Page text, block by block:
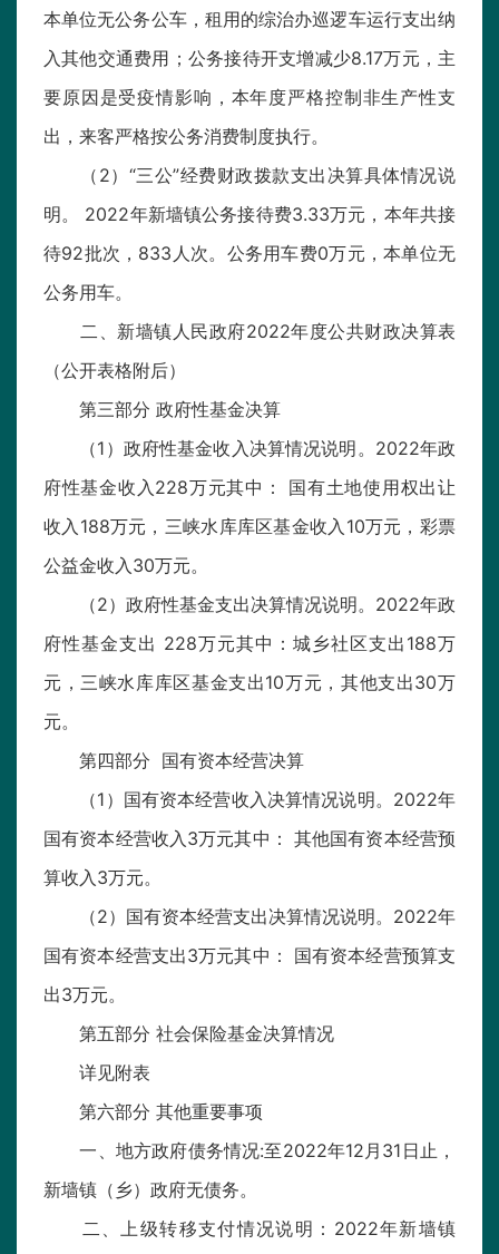
本单位无公务公车，租用的综治办巡逻车运行支出纳
入其他交通费用；公务接待开支增减少8.17万元，主
要原因是受疫情影响，本年度严格控制非生产性支
出，来客严格按公务消费制度执行。
（2）“三公”经费财政拨款支出决算具体情况说
明。 2022年新墙镇公务接待费3.33万元，本年共接
待92批次，833人次。公务用车费0万元，本单位无
公务用车。
二、新墙镇人民政府2022年度公共财政决算表
（公开表格附后）
第三部分 政府性基金决算
（1）政府性基金收入决算情况说明。2022年政
府性基金收入228万元其中： 国有土地使用权出让
收入188万元，三峡水库库区基金收入10万元，彩票
公益金收入30万元。
（2）政府性基金支出决算情况说明。2022年政
府性基金支出 228万元其中：城乡社区支出188万
元，三峡水库库区基金支出10万元，其他支出30万
元。
第四部分 国有资本经营决算
（1）国有资本经营收入决算情况说明。2022年
国有资本经营收入3万元其中： 其他国有资本经营预
算收入3万元。
（2）国有资本经营支出决算情况说明。2022年
国有资本经营支出3万元其中： 国有资本经营预算支
出3万元。
第五部分 社会保险基金决算情况
详见附表
第六部分 其他重要事项
一、地方政府债务情况:至2022年12月31日止，
新墙镇（乡）政府无债务。
二、上级转移支付情况说明：2022年新墙镇